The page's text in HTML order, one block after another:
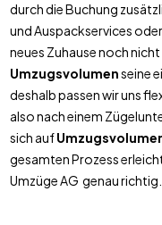
durch die Buchung
und Auspackservices
neues Zuhause noch
Umzugsvolumenseine
deshalb passen wir uns
also nach einem
sich auf
gesamten Prozess
Umzüge AG genau richtig.